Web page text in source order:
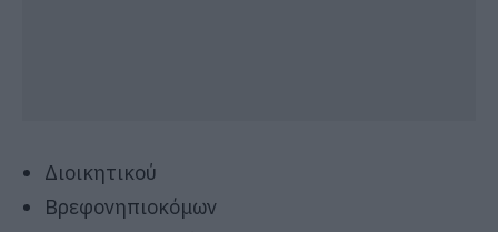
Διοικητικού
Βρεφονηπιοκόμων